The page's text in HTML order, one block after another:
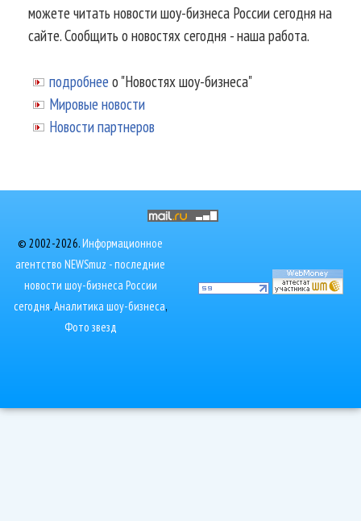
можете читать новости шоу-бизнеса России сегодня на
сайте. Сообщить о новостях сегодня - наша работа.
подробнее о "Новостях шоу-бизнеса"
Мировые новости
Новости партнеров
© 2002-2026.Информационное
агентство NEWSmuz - последние
новости шоу-бизнеса России
сегодня.Аналитика шоу-бизнеса,
Фото звезд